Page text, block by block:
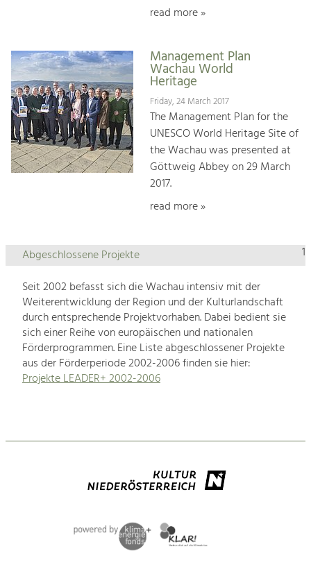
read more »
Management Plan
Wachau World
Heritage
Friday, 24 March 2017
The Management Plan for the
UNESCO World Heritage Site of
the Wachau was presented at
Göttweig Abbey on 29 March
2017.
read more »
1
Abgeschlossene Projekte
Seit 2002 befasst sich die Wachau intensiv mit der
Weiterentwicklung der Region und der Kulturlandschaft
durch entsprechende Projektvorhaben. Dabei bedient sie
sich einer Reihe von europäischen und nationalen
Förderprogrammen. Eine Liste abgeschlossener Projekte
aus der Förderperiode 2002-2006 finden sie hier:
Projekte LEADER+ 2002-2006